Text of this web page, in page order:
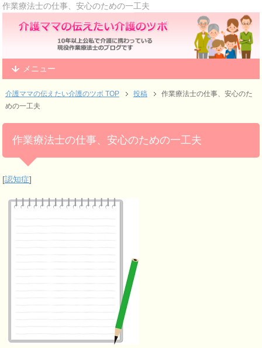
作業療法士の仕事、安心のための一工夫
メニュー
介護ママの伝えたい介護のツボ TOP 投稿
作業療法士の仕事、安心のた
めの一工夫
作業療法士の仕事、安心のための一工夫
[認知症]